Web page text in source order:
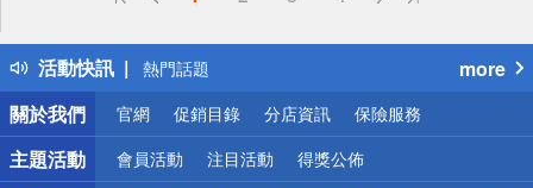
活動快訊
得獎公告
熱門話題
銀行優惠
偏遠地區配送
詐騙網頁！請小心！
more
關於我們
官網 促銷目錄 分店資訊 保險服務
主題活動 會員活動 注目活動 得獎公佈